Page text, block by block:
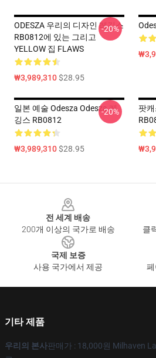
ODESZA 우리의 디자인 레깅스
RB0812에 있는 그리고
YELLOW 집 FLAWS
₩3,989,310$28.95
-20%
일본 예술 Odesza Odesza 레
깅스 RB0812
₩3,989,310$28.95
-20%
팟
전 세계 배송
200개 이상의 국가로 배송
클
국제 보증
사용 국가에서 제공
기타 제품
우리의 본사판매가 : 18,000원 Milhaven